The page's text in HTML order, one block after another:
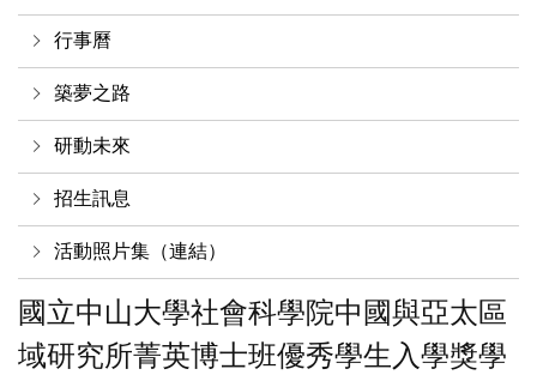
行事曆
築夢之路
研動未來
招生訊息
活動照片集（連結）
國立中山大學社會科學院中國與亞太區
域研究所菁英博士班優秀學生入學獎學